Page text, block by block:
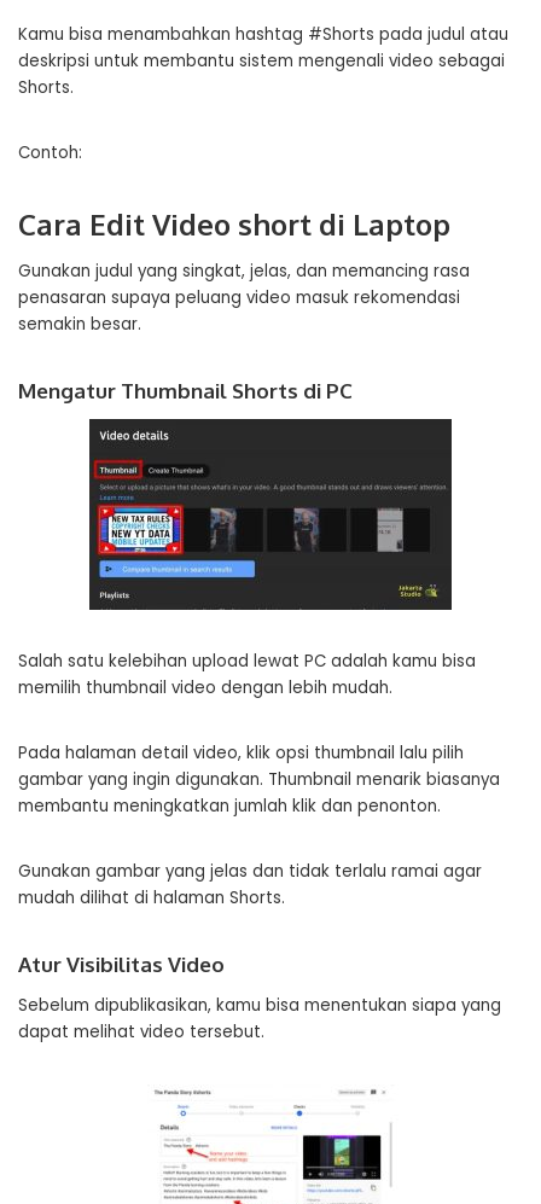
Kamu bisa menambahkan hashtag #Shorts pada judul atau
deskripsi untuk membantu sistem mengenali video sebagai
Shorts.
Contoh:
Cara Edit Video short di Laptop
Gunakan judul yang singkat, jelas, dan memancing rasa
penasaran supaya peluang video masuk rekomendasi
semakin besar.
Mengatur Thumbnail Shorts di PC
Salah satu kelebihan upload lewat PC adalah kamu bisa
memilih thumbnail video dengan lebih mudah.
Pada halaman detail video, klik opsi thumbnail lalu pilih
gambar yang ingin digunakan. Thumbnail menarik biasanya
membantu meningkatkan jumlah klik dan penonton.
Gunakan gambar yang jelas dan tidak terlalu ramai agar
mudah dilihat di halaman Shorts.
Atur Visibilitas Video
Sebelum dipublikasikan, kamu bisa menentukan siapa yang
dapat melihat video tersebut.